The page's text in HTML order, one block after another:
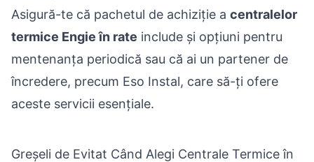
Asigură-te că pachetul de achiziție a centralelor
termice Engie în rate include și opțiuni pentru
mentenanța periodică sau că ai un partener de
încredere, precum Eso Instal, care să-ți ofere
aceste servicii esențiale.
Greșeli de Evitat Când Alegi Centrale Termice în